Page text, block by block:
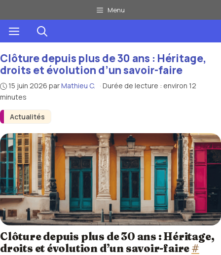
au
contenu
Menu
Menu
Actualités
Clôture depuis plus de 30 ans : Héritage,
droits et évolution d’un savoir-faire
15 juin 2026 parMathieu C. · Durée de lecture : environ 12
minutes
Clôture depuis plus de 30 ans : Héritage,
droits et évolution d’un savoir-faire#